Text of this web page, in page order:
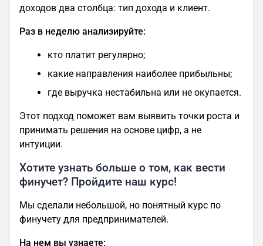
доходов два столбца: тип дохода и клиент.
Раз в неделю анализируйте:
кто платит регулярно;
какие направления наиболее прибыльны;
где выручка нестабильна или не окупается.
Этот подход поможет вам выявить точки роста и
принимать решения на основе цифр, а не
интуиции.
Хотите узнать больше о том, как вести
финучет? Пройдите наш курс!
Мы сделали небольшой, но понятный курс по
финучету для предпринимателей.
На нем вы узнаете: